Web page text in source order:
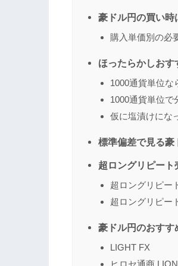
豪ドル円の買い時
購入単価別の必
ほったらかしおす
1000通貨単位な
1000通貨単位で
仮に塩漬けにな
標準偏差で見る豪
超ロングリピー
超ロングリピー
超ロングリピー
豪ドル円のおすす
LIGHT FX